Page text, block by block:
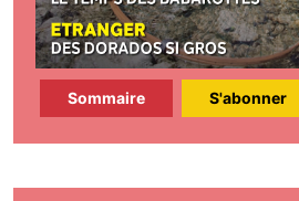
Sommaire S'abonner